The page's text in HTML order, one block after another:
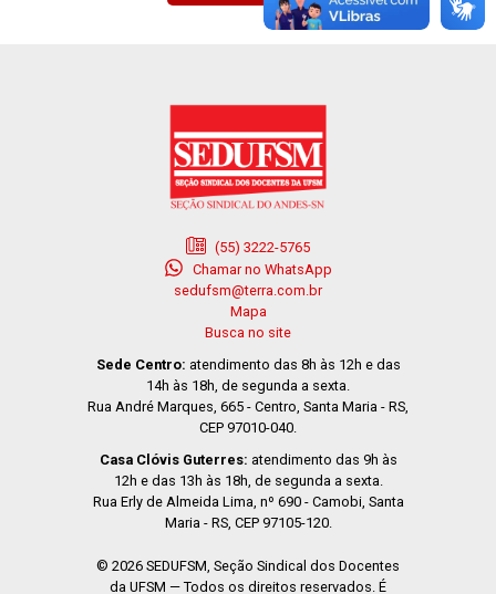
(55) 3222-5765
Chamar no WhatsApp
sedufsm@terra.com.br
Mapa
Busca no site
Sede Centro: atendimento das 8h às 12h e das
14h às 18h, de segunda a sexta.
Rua André Marques, 665 - Centro, Santa Maria - RS,
CEP 97010-040.
Casa Clóvis Guterres: atendimento das 9h às
12h e das 13h às 18h, de segunda a sexta.
Rua Erly de Almeida Lima, nº 690 - Camobi, Santa
Maria - RS, CEP 97105-120.
© 2026 SEDUFSM, Seção Sindical dos Docentes
da UFSM — Todos os direitos reservados. É